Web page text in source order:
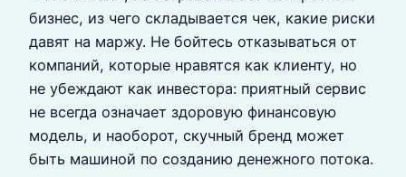
бизнес, из чего складывается чек, какие риски
давят на маржу. Не бойтесь отказываться от
компаний, которые нравятся как клиенту, но
не убеждают как инвестора: приятный сервис
не всегда означает здоровую финансовую
модель, и наоборот, скучный бренд может
быть машиной по созданию денежного потока.